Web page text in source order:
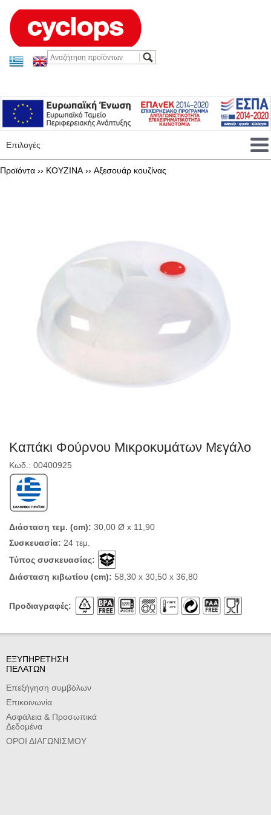
Επιλογές
Προϊόντα ›› KOYZINA›› Αξεσουάρ κουζίνας
Καπάκι Φούρνου Μικροκυμάτων Μεγάλο
Κωδ.: 00400925
Διάσταση τεμ. (cm): 30,00 Ø x 11,90
Συσκευασία: 24 τεμ.
Τύπος συσκευασίας:
Διάσταση κιβωτίου (cm): 58,30 x 30,50 x 36,80
Προδιαγραφές:
ΕΞΥΠΗΡΕΤΗΣΗ
ΠΕΛΑΤΩΝ
Επεξήγηση συμβόλων
Επικοινωνία
Ασφάλεια & Προσωπικά
Δεδομένα
ΟΡΟΙ ΔΙΑΓΩΝΙΣΜΟΥ